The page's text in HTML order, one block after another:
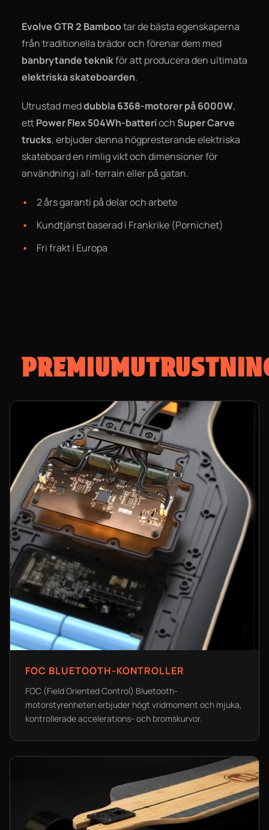
Evolve GTR 2 Bambootar de bästa egenskaperna
från traditionella brädor och förenar dem med
banbrytande teknikför att producera den ultimata
elektriska skateboarden.
Utrustad meddubbla 6368-motorer på 6000W,
ettPower Flex 504Wh-batteriochSuper Carve
trucks, erbjuder denna högpresterande elektriska
skateboard en rimlig vikt och dimensioner för
användning i all-terrain eller på gatan.
2 års garanti på delar och arbete
Kundtjänst baserad i Frankrike (Pornichet)
Fri frakt i Europa
FOC BLUETOOTH-KONTROLLER
FOC (Field Oriented Control) Bluetooth-
motorstyrenheten erbjuder högt vridmoment och mjuka,
kontrollerade accelerations- och bromskurvor.